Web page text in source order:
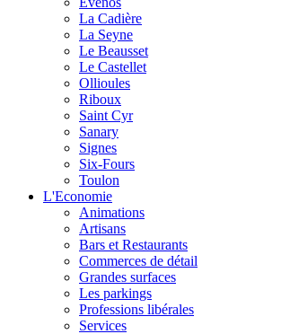
La Cadière
La Seyne
Le Beausset
Le Castellet
Ollioules
Riboux
Saint Cyr
Sanary
Signes
Six-Fours
Toulon
L'Economie
Animations
Artisans
Bars et Restaurants
Commerces de détail
Grandes surfaces
Les parkings
Professions libérales
Services